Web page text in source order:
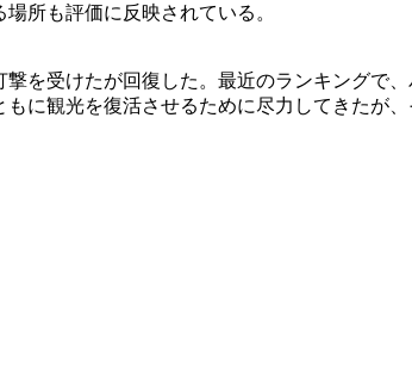
所も評価に反映されている。
を受けたが回復した。最近のランキングで
に観光を復活させるために尽力してきたが